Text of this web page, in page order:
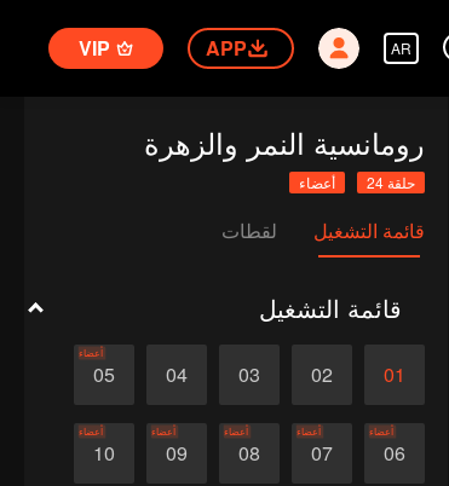
AR
APP
VIP
رومانسية النمر والزهرة
حلقة 24 أعضاء
قائمة التشغيل لقطات
قائمة التشغيل
01
02
03
04
05
أعضاء
06
أعضاء
07
أعضاء
08
أعضاء
09
أعضاء
10
أعضاء